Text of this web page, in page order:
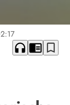
headphones chrome_reader_mode bookmark_border